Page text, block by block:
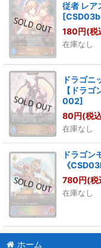
従者 レア
[
180円(税
在庫なし
ドラゴ
【ドラ
002]
80円(税
在庫なし
ドラゴン
《
780円(税
在庫なし
ホーム